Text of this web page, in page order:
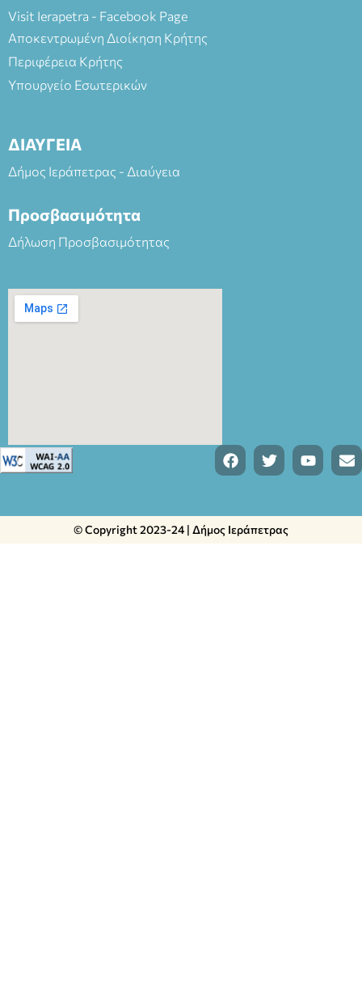
Visit Ierapetra - Facebook Page
Αποκεντρωμένη Διοίκηση Κρήτης
Περιφέρεια Κρήτης
Υπουργείο Εσωτερικών
ΔΙΑΥΓΕΙΑ
Δήμος Ιεράπετρας - Διαύγεια
Προσβασιμότητα
Δήλωση Προσβασιμότητας
© Copyright 2023-24 | Δήμος Ιεράπετρας